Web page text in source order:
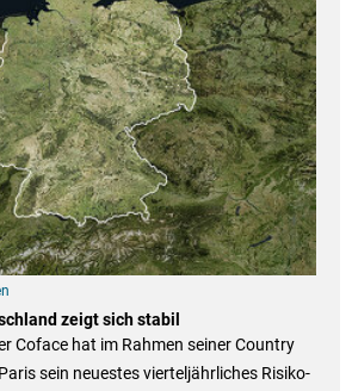
zeigt sich stabil
Coface hat im Rahmen seiner Country
sein neuestes vierteljährliches Risiko-